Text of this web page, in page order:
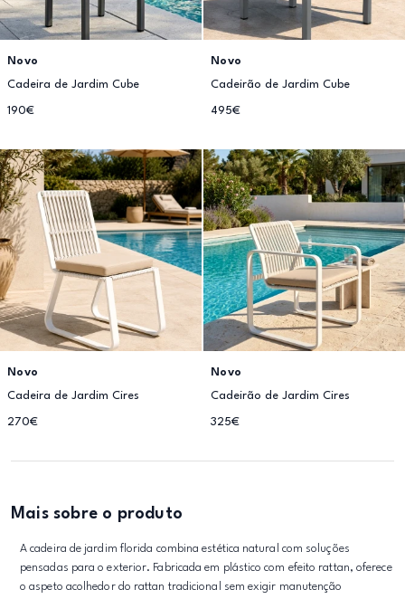
Novo
Cadeira de Jardim Cube
190€
Novo
Cadeirão de Jardim Cube
495€
Novo
Cadeira de Jardim Cires
270€
Novo
Cadeirão de Jardim Cires
325€
Mais sobre o produto
A cadeira de jardim florida combina estética natural com soluções
pensadas para o exterior. Fabricada em plástico com efeito rattan, oferece
o aspeto acolhedor do rattan tradicional sem exigir manutenção